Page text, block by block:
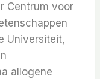
Centrum voor
Universiteit,
allogene